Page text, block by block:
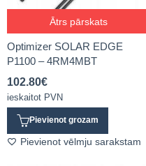
Ātrs pārskats
Optimizer SOLAR EDGE
P1100 – 4RM4MBT
102.80€
ieskaitot PVN
Pievienot grozam
Pievienot vēlmju sarakstam